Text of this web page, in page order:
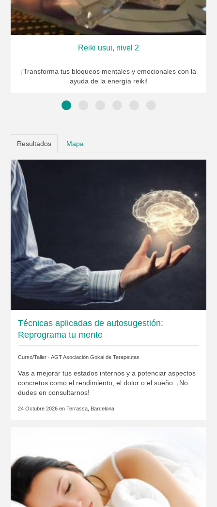
Reiki usui, nivel 2
¡Transforma tus bloqueos mentales y emocionales con la
ayuda de la energía reiki!
Resultados Mapa
Técnicas aplicadas de autosugestión:
Reprograma tu mente
Curso/Taller · AGT Asociación Gokai de Terapeutas
Vas a mejorar tus estados internos y a potenciar aspectos
concretos como el rendimiento, el dolor o el sueño. ¡No
dudes en consultarnos!
24 Octubre 2026 en Terrassa, Barcelona